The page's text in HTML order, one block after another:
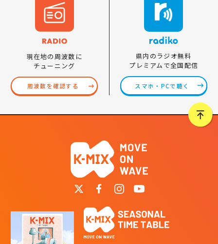
現在地の周波数に
チューニング
周波数を確認する
県内のラジオ無料
プレミアムで全国配信
スマホ・PCで聴く